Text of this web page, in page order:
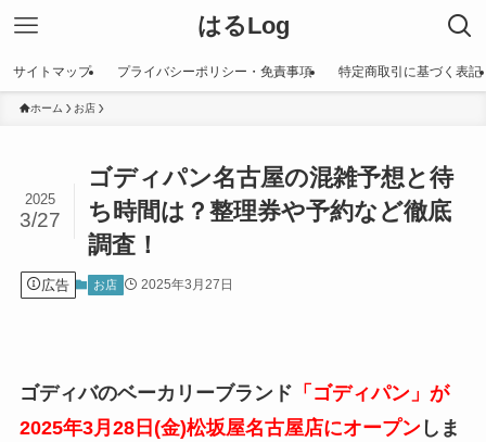
はるLog
サイトマップ プライバシーポリシー・免責事項 特定商取引に基づく表記
ホーム お店
ゴディパン名古屋の混雑予想と待
ち時間は？整理券や予約など徹底
調査！
2025
3/27
広告 お店 2025年3月27日
ゴディバのベーカリーブランド 「ゴディパン」が
2025年3月28日(金)松坂屋名古屋店にオープンしま